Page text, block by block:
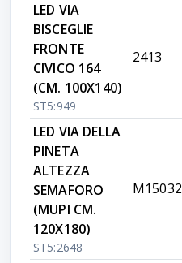
LED VIA
BISCEGLIE
FRONTE
CIVICO 164
(CM. 100X140)
ST5:949
2413
LED VIA DELLA
PINETA
ALTEZZA
SEMAFORO
(MUPI CM.
120X180)
ST5:2648
M15032